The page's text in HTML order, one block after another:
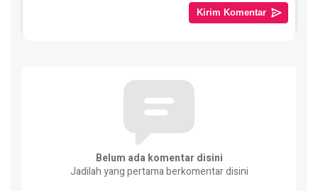
Belum ada komentar disini
Jadilah yang pertama berkomentar disini